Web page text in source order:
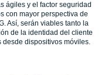
ágiles y el factor seguridad
con mayor perspectiva de
Así, serán viables tanto la
de la identidad del cliente
dispositivos móviles.